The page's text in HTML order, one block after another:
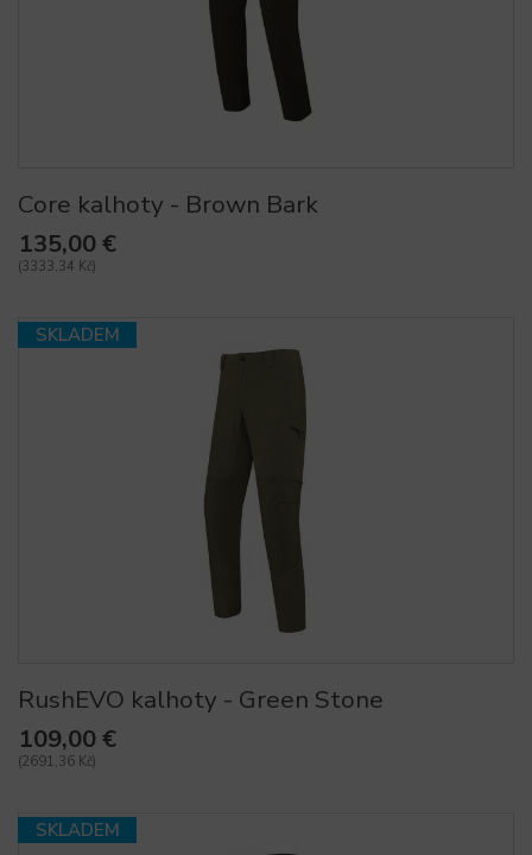
Core kalhoty - Brown Bark
135,00 €
(3333,34 Kč)
SKLADEM
RushEVO kalhoty - Green Stone
109,00 €
(2691,36 Kč)
SKLADEM